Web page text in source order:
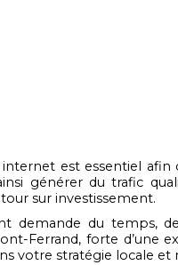
est essentiel afin
générer du trafic
sur investissement.
demande du temps,
Ferrand, forte d’une
votre stratégie locale et